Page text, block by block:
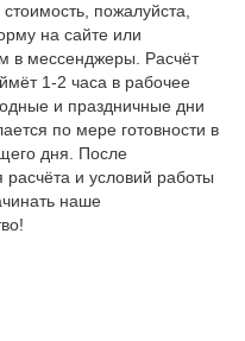
пожалуйста,
на сайте или
в мессенджеры. Расчёт
1-2 часа в рабочее
и праздничные дни
по мере готовности в
дня. После
расчёта и условий работы
наше